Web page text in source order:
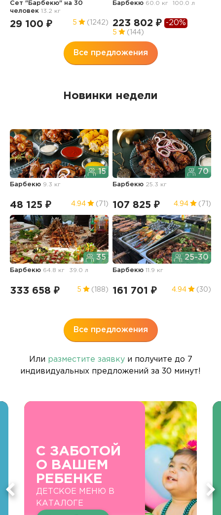
Сет "Барбекю" на 30
человек13.2 кг
29 100 ₽ 5 (1242)
Барбекю 60.0 кг 100.0 л
223 802 ₽ -20%
5 (144)
Все предложения
Новинки недели
15
Барбекю 9.3 кг
48 125 ₽ 4.94 (71)
70
Барбекю 25.3 кг
107 825 ₽ 4.94 (71)
35
Барбекю 64.8 кг 39.0 л
333 658 ₽ 5 (188)
25-30
Барбекю11.9 кг
161 701 ₽ 4.94 (30)
Все предложения
Или разместите заявкуи получите до 7
индивидуальных предложений за 30 минут!
С ЗАБОТОЙ
О ВАШЕМ
РЕБЕНКЕ
ДЕТСКОЕ МЕНЮ В
КАТАЛОГЕ